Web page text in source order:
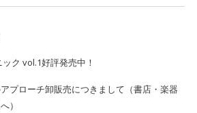
ク vol.1好評発売中！
プローチ卸販売につきまして（書店・楽器
）